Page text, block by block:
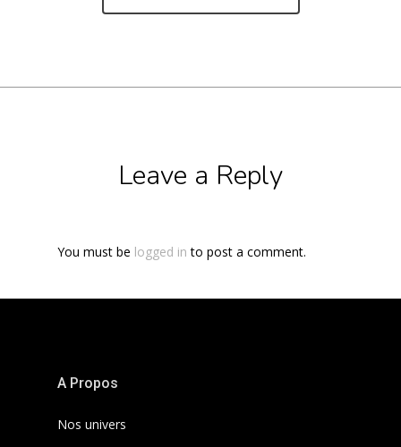
Leave a Reply
You must be logged in to post a comment.
A Propos
Nos univers